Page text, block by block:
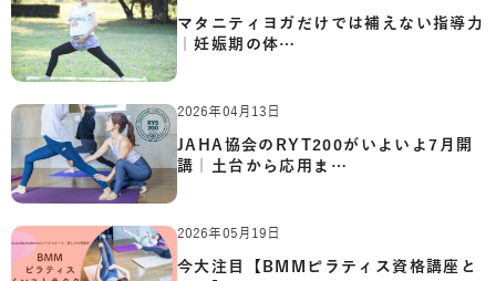
マタニティヨガだけでは補えない指導力
｜妊娠期の体…
2026年04月13日
JAHA協会のRYT200がいよいよ7月開
講｜土台から応用ま…
2026年05月19日
今大注目【BMMピラティス資格講座と